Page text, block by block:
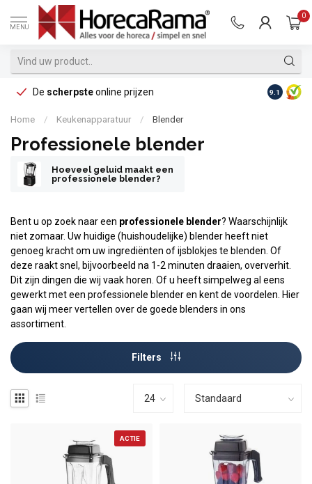
MENU
0
De scherpsteonline prijzen Op
9.1
Home / Keukenapparatuur / Blender
Professionele blender
Hoeveel geluid maakt een
professionele blender?
Bent u op zoek naar een professionele blender? Waarschijnlijk
niet zomaar. Uw huidige (huishoudelijke) blender heeft niet
genoeg kracht om uw ingrediënten of ijsblokjes te blenden. Of
deze raakt snel, bijvoorbeeld na 1-2 minuten draaien, oververhit.
Dit zijn dingen die wij vaak horen. Of u heeft simpelweg al eens
gewerkt met een professionele blender en kent de voordelen. Hier
gaan wij meer vertellen over de goede blenders in ons
assortiment.
Filters
ACTIE